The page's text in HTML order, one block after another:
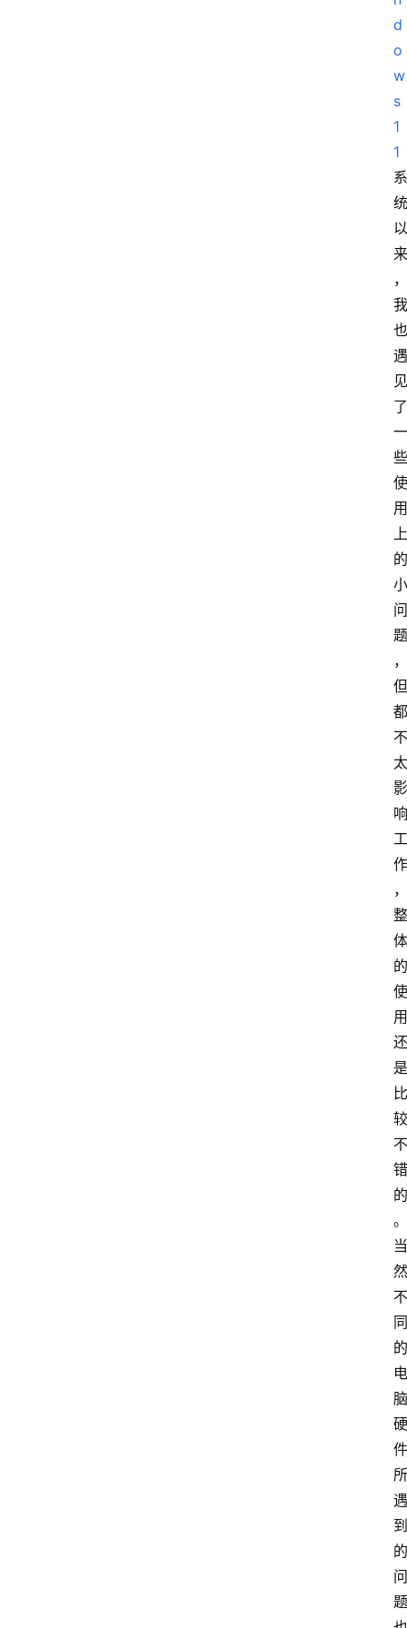
d
o
w
s
1
1
系
统
以
来
，
我
也
遇
见
了
一
些
使
用
上
的
小
问
题
，
但
都
不
太
影
响
工
作
，
整
体
的
使
用
还
是
比
较
不
错
的
。
当
然
不
同
的
电
脑
硬
件
所
遇
到
的
问
题